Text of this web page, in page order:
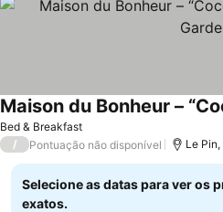
Bed & Breakfast
Ver preços
/ Pontuação não disponível Le
Selecione as datas para ver os
exatos.